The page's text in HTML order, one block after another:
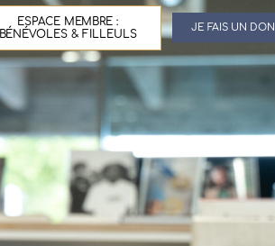
ESPACE MEMBRE :
BÉNÉVOLES & FILLEULS
JE FAIS UN DON